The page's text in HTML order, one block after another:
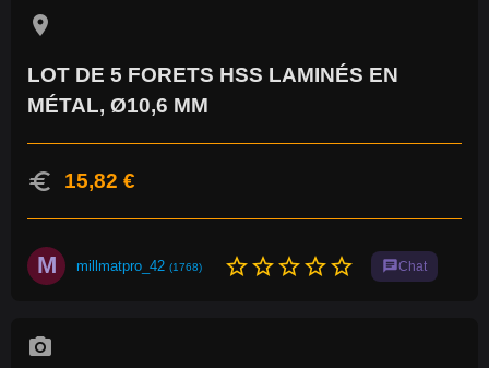
location_on
LOT DE 5 FORETS HSS LAMINÉS EN
MÉTAL, Ø10,6 MM
euro 15,82 €
M millmatpro_42 (1768) star_borderstar_borderstar_borderstar_borderstar_border chatChat
photo_camera